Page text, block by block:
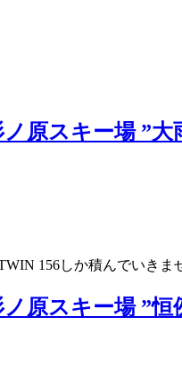
ノ原スキー場 ”
156しか積んでいき
ノ原スキー場 ”